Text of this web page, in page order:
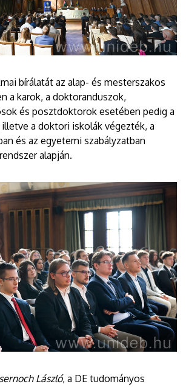
bírálatát az alap- és mesterszakos
a karok, a doktoranduszok,
és posztdoktorok esetében pedig a
a doktori iskolák végezték, a
és az egyetemi szabályzatban
alapján.
László, a DE tudományos